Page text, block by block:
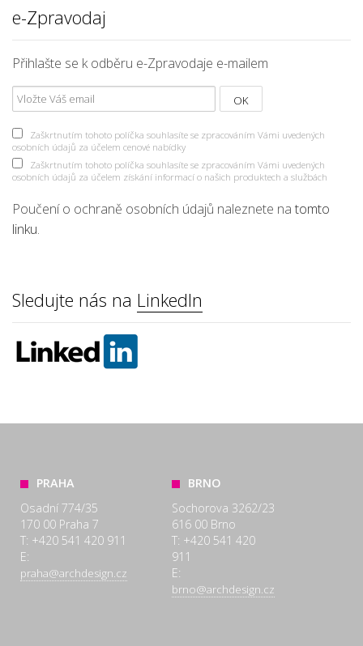
e-Zpravodaj
Přihlašte se k odběru e-Zpravodaje e-mailem
Zaškrtnutím tohoto políčka souhlasíte se zpracováním Vámi uvedených
osobních údajů za účelem cenové nabídky
Zaškrtnutím tohoto políčka souhlasíte se zpracováním Vámi uvedených
osobních údajů za účelem získání informací o našich produktech a službách
Poučení o ochraně osobních údajů naleznete na tomto
linku.
Sledujte nás na LinkedIn
PRAHA
Osadní 774/35
170 00 Praha 7
T: +420 541 420 911
E:
praha@archdesign.cz
BRNO
Sochorova 3262/23
616 00 Brno
T: +420 541 420
911
E:
brno@archdesign.cz